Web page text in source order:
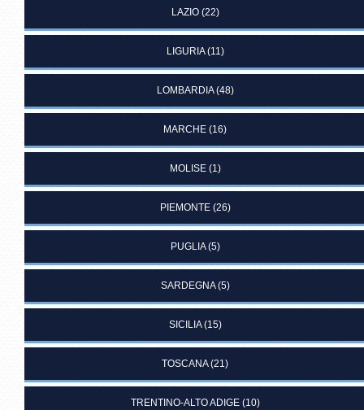
LAZIO(22)
LIGURIA(11)
LOMBARDIA(48)
MARCHE (16)
MOLISE(1)
PIEMONTE(26)
PUGLIA(5)
SARDEGNA(5)
SICILIA(15)
TOSCANA(21)
TRENTINO-ALTO ADIGE(10)